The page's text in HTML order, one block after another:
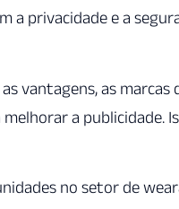
a privacidade e a
vantagens, as marcas
a publicidade.
no setor de